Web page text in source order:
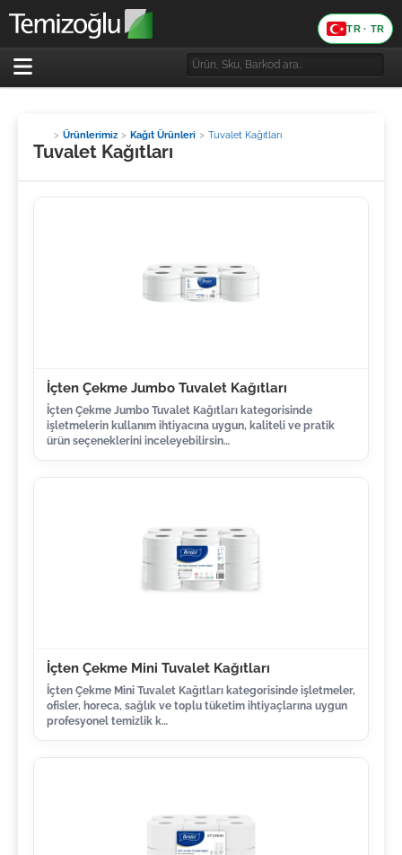
Dil TR · TR
Ürünlerimiz Kağıt Ürünleri Tuvalet Kağıtları
Tuvalet Kağıtları
İçten Çekme Jumbo Tuvalet Kağıtları
İçten Çekme Jumbo Tuvalet Kağıtları kategorisinde
işletmelerin kullanım ihtiyacına uygun, kaliteli ve pratik
ürün seçeneklerini inceleyebilirsin…
İçten Çekme Mini Tuvalet Kağıtları
İçten Çekme Mini Tuvalet Kağıtları kategorisinde işletmeler,
ofisler, horeca, sağlık ve toplu tüketim ihtiyaçlarına uygun
profesyonel temizlik k…